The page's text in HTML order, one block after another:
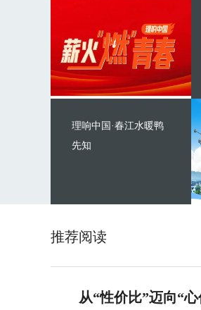
理响中国·春江水暖鸭
先知
推荐阅读
从“性价比”迈向“